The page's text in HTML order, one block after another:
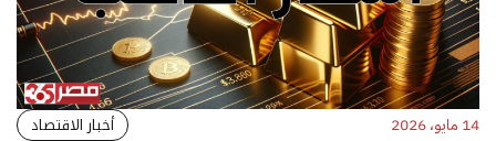
14 مايو، 2026 أخبار الاقتصاد